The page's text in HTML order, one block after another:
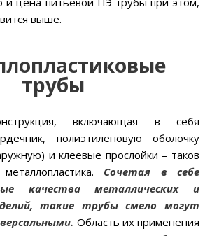
выше.
трубы
включающая в себя
полиэтиленовую оболочку
и клеевые прослойки – таков
Сочетая в себе
качества металлических и
такие трубы смело могут
Область их применения